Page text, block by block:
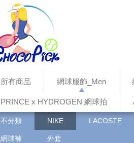
所有商品 網球服飾_Men
PRINCE x HYDROGEN 網球拍
不分類 NIKE LACOSTE
網球褲 外套